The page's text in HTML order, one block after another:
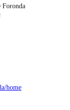
Foronda
home